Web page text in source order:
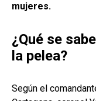
mujeres.
¿Qué se
la pelea?
Según el